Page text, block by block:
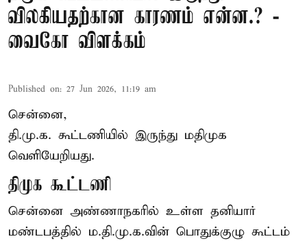
விலகியதற்கான காரணம் என்ன.? -
வைகோ விளக்கம்
Published on: 27 Jun 2026, 11:19 am
சென்னை,
தி.மு.க. கூட்டணியில் இருந்து மதிமுக
வெளியேறியது.
திமுக கூட்டணி
சென்னை அண்ணாநகரில் உள்ள தனியார்
மண்டபத்தில் ம.தி.மு.க.வின் பொதுக்குழு கூட்டம்